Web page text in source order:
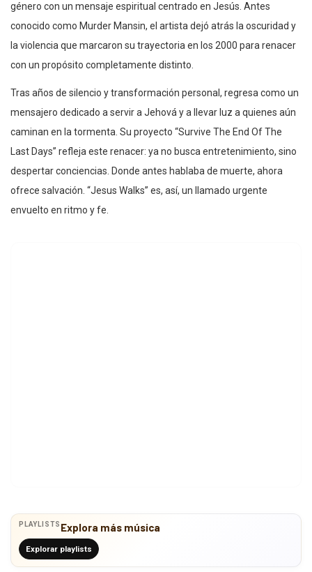
género con un mensaje espiritual centrado en Jesús. Antes
conocido como Murder Mansin, el artista dejó atrás la oscuridad y
la violencia que marcaron su trayectoria en los 2000 para renacer
con un propósito completamente distinto.
Tras años de silencio y transformación personal, regresa como un
mensajero dedicado a servir a Jehová y a llevar luz a quienes aún
caminan en la tormenta. Su proyecto “Survive The End Of The
Last Days” refleja este renacer: ya no busca entretenimiento, sino
despertar conciencias. Donde antes hablaba de muerte, ahora
ofrece salvación. “Jesus Walks” es, así, un llamado urgente
envuelto en ritmo y fe.
PLAYLISTS Explora más música
Explorar playlists